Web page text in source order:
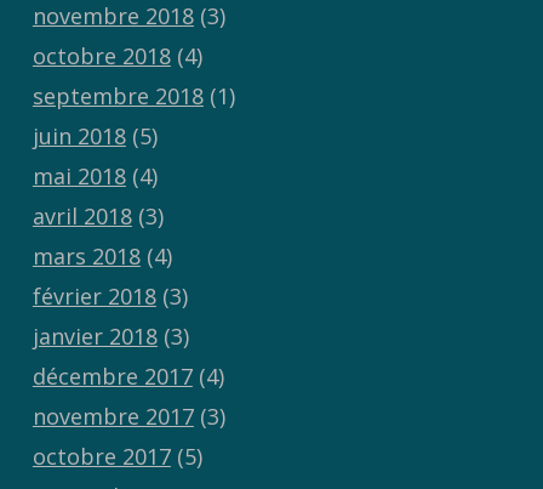
novembre 2018(3)
octobre 2018(4)
septembre 2018(1)
juin 2018(5)
mai 2018(4)
avril 2018(3)
mars 2018(4)
février 2018(3)
janvier 2018(3)
décembre 2017(4)
novembre 2017(3)
octobre 2017(5)